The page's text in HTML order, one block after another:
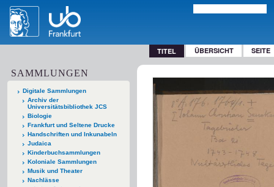
TITEL ÜBERSICHT SEITE
SAMMLUNGEN
Digitale Sammlungen
Archiv der
Universitätsbibliothek JCS
Biologie
Frankfurt und Seltene Drucke
Handschriften und Inkunabeln
Judaica
Kinderbuchsammlungen
Koloniale Sammlungen
Musik und Theater
Nachlässe